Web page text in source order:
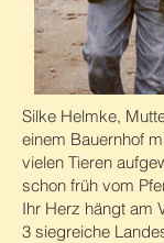
Silke Helmke,
einem Bauernhof
vielen Tieren
schon früh vom
Ihr Herz hängt am
3 siegreiche